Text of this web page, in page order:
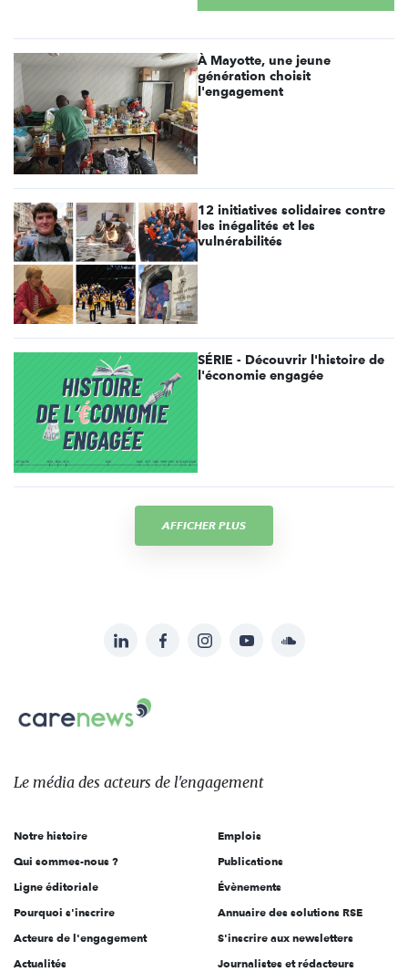
À Mayotte, une jeune
génération choisit
l'engagement
12 initiatives solidaires contre
les inégalités et les
vulnérabilités
SÉRIE - Découvrir l'histoire de
l'économie engagée
AFFICHER PLUS
sur:
LinkedInFacebookInstagramYouTubeSoundcloud
Carenews,
Le
des
l'engagement
Le média des acteurs de l'engagement
Notre histoire
Qui sommes-nous ?
Ligne éditoriale
Pourquoi s'inscrire
Acteurs de l'engagement
Actualités
Emplois
Publications
Évènements
Annuaire des solutions RSE
S'inscrire aux newsletters
Journalistes et rédacteurs